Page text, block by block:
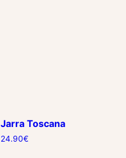
Jarra Toscana
24.90€